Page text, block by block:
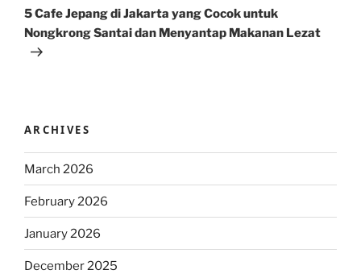
Post
5 Cafe Jepang di Jakarta yang Cocok untuk
Nongkrong Santai dan Menyantap Makanan Lezat
ARCHIVES
March 2026
February 2026
January 2026
December 2025